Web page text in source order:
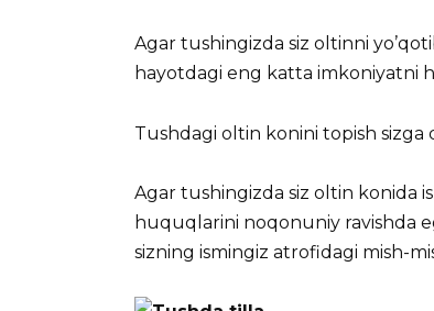
Agar tushingizda siz oltinni
hayotdagi eng katta imkoniyatni
Tushdagi oltin konini topish sizga
Agar tushingizda siz oltin konida
huquqlarini noqonuniy ravishda
sizning ismingiz atrofidagi mish-